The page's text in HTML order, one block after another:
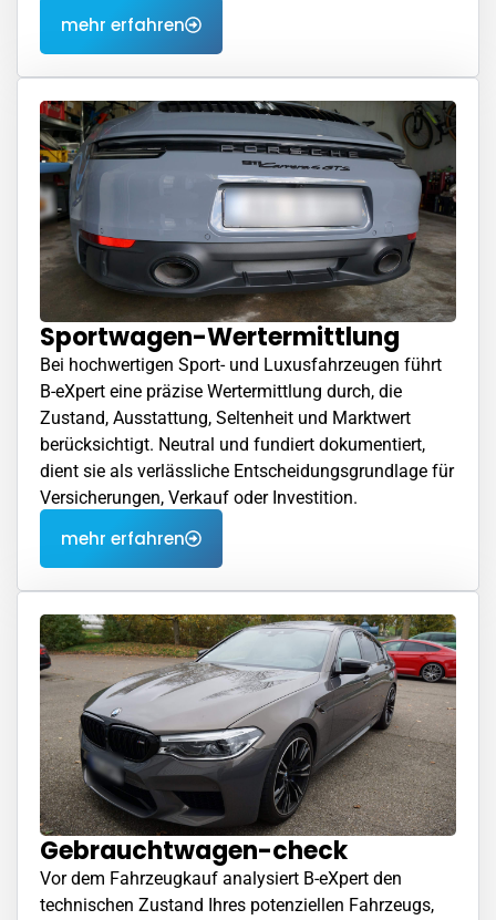
mehr erfahren
Sportwagen-Wertermittlung
Bei hochwertigen Sport- und Luxusfahrzeugen führt
B-eXpert eine präzise Wertermittlung durch, die
Zustand, Ausstattung, Seltenheit und Marktwert
berücksichtigt. Neutral und fundiert dokumentiert,
dient sie als verlässliche Entscheidungsgrundlage für
Versicherungen, Verkauf oder Investition.
mehr erfahren
Gebrauchtwagen-check
Vor dem Fahrzeugkauf analysiert B-eXpert den
technischen Zustand Ihres potenziellen Fahrzeugs,